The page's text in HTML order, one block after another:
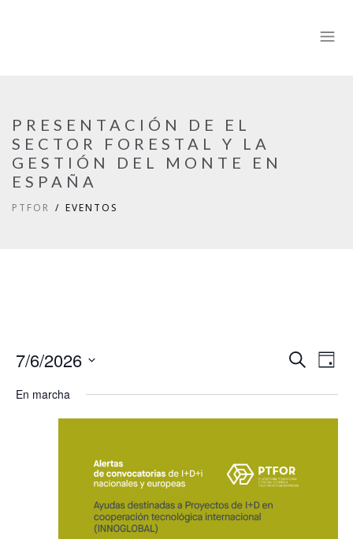
PRESENTACIÓN DE EL
SECTOR FORESTAL Y LA
GESTIÓN DEL MONTE EN
ESPAÑA
PTFOR EVENTOS
vistas
de
BuscarDía
7/6/2026
fecha.
En marcha